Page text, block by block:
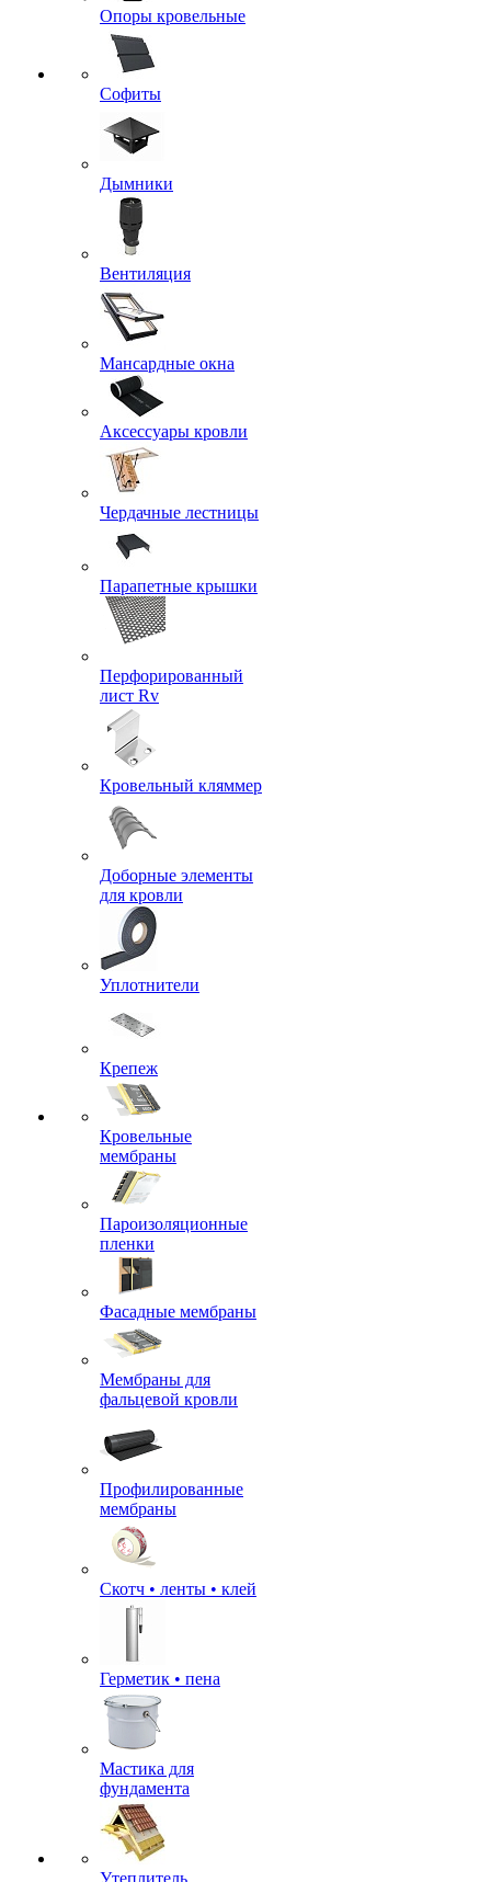
Опоры кровельные
Софиты
Дымники
Вентиляция
Мансардные окна
Аксессуары кровли
Чердачные лестницы
Парапетные крышки
Перфорированный
лист Rv
Кровельный кляммер
Доборные элементы
для кровли
Уплотнители
Крепеж
Кровельные
мембраны
Пароизоляционные
пленки
Фасадные мембраны
Мембраны для
фальцевой кровли
Профилированные
мембраны
Скотч • ленты • клей
Герметик • пена
Мастика для
фундамента
Утеплитель